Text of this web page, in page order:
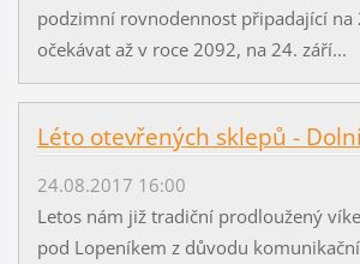
podzimní rovnodennost připadající na
očekávat až v roce 2092, na 24. září...
Léto otevřených sklepů -
24.08.2017 16:00
Letos nám již tradiční prodloužený
pod Lopeníkem z důvodu